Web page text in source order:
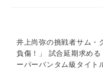
井上尚弥の挑戦者サム・
負傷！」 試合延期求め
ーパーバンタム級タイト